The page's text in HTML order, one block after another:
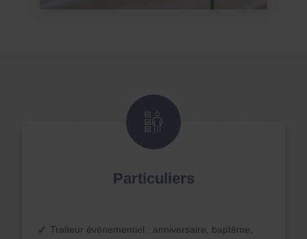
Particuliers
Traiteur événementiel : anniversaire, baptême,